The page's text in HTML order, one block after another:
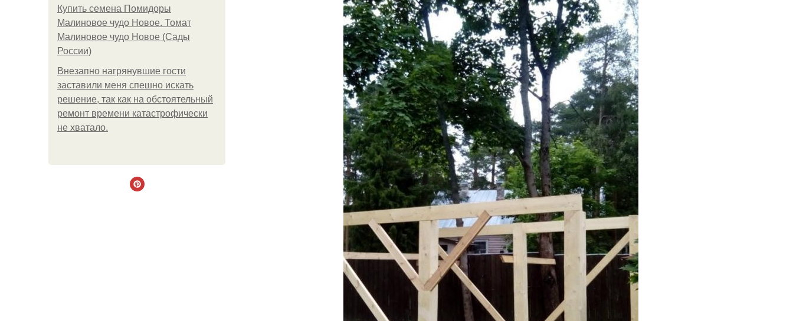
Купить семена Помидоры
Малиновое чудо Новое. Томат
Малиновое чудо Новое (Сады
России)
Внезапно нагрянувшие гости
заставили меня спешно искать
решение, так как на обстоятельный
ремонт времени катастрофически
не хватало.